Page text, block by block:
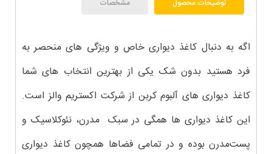
توضیحات محصول مشخصات
اگه به دنبال کاغذ دیواری خاص و ویژگی های منحصر به
فرد هستید بدون شک یکی از بهترین انتخاب های شما
کاغذ دیواری های آلبوم کربن از شرکت اکستریم والز است.
این کاغذ دیواری ها همگی در سبک مدرن، نئوکلاسیک و
پست‌مدرن بوده و در تمامی فضاها همچون کاغذ دیواری